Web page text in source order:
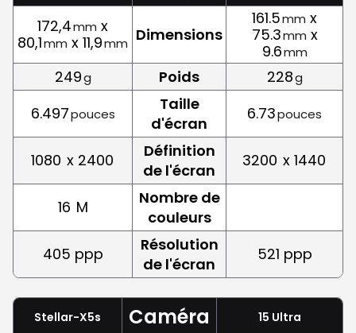
172,4mm x
80,1mm x 11,9mm Dimensions
161.5mm x
75.3mm x
9.6mm
249g Poids 228g
6.497pouces
Taille
d'écran
6.73pouces
1080 x 2400
Définition
de l'écran
3200 x 1440
16 M
Nombre de
couleurs
405 ppp
Résolution
de l'écran
521 ppp
Stellar-X5s Caméra 15 Ultra